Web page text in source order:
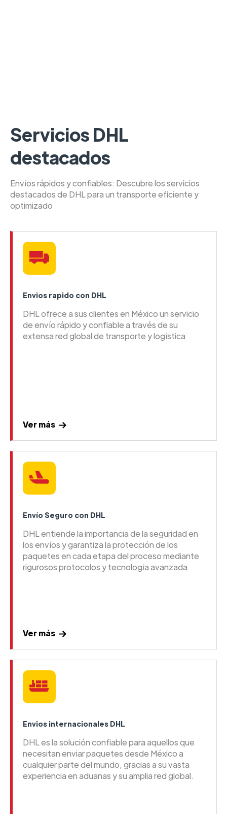
Servicios DHL
destacados
Envíos rápidos y confiables: Descubre los servicios
destacados de DHL para un transporte eficiente y
optimizado
Envios rapido con DHL
DHL ofrece a sus clientes en México un servicio
de envío rápido y confiable a través de su
extensa red global de transporte y logística
Ver más
Envío Seguro con DHL
DHL entiende la importancia de la seguridad en
los envíos y garantiza la protección de los
paquetes en cada etapa del proceso mediante
rigurosos protocolos y tecnología avanzada
Ver más
Envios internacionales DHL
DHL es la solución confiable para aquellos que
necesitan enviar paquetes desde México a
cualquier parte del mundo, gracias a su vasta
experiencia en aduanas y su amplia red global.